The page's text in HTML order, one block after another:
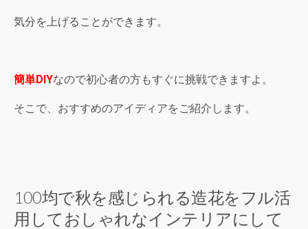
気分を上げることができます。
簡単DIYなので初心者の方もすぐに挑戦できますよ。
そこで、おすすめのアイディアをご紹介します。
100均で秋を感じられる造花をフル活
用しておしゃれなインテリアにして